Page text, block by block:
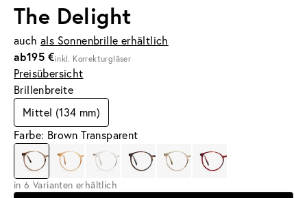
The Delight
auch als Sonnenbrille erhältlich
ab195 €inkl. Korrekturgläser
Preisübersicht
Brillenbreite
Mittel (134 mm)
Farbe: Brown Transparent
in 6 Varianten erhältlich